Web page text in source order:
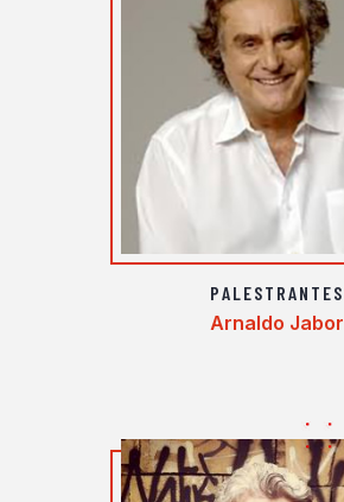
PALESTRANTES
Arnaldo Jabor